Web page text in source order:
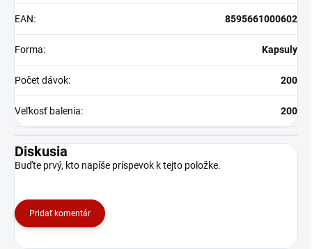
EAN: 8595661000602
Forma: Kapsuly
Počet dávok: 200
Veľkosť balenia: 200
Diskusia
Buďte prvý, kto napíše príspevok k tejto položke.
Pridať komentár